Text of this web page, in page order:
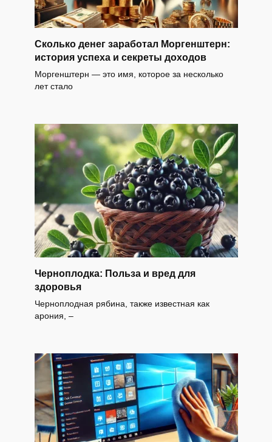
Сколько денег заработал Моргенштерн:
история успеха и секреты доходов
Моргенштерн — это имя, которое за несколько
лет стало
Черноплодка: Польза и вред для
здоровья
Черноплодная рябина, также известная как
арония, –